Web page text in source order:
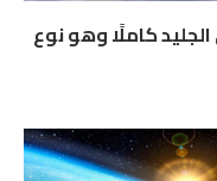
كاملًا وهو نوع